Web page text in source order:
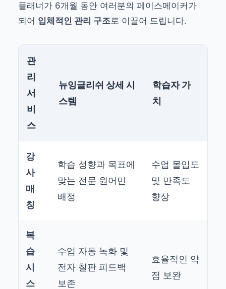
플래너가 6개월 동안 여러분의 페이스메이커가
되어 입체적인 관리 구조로 이끌어 드립니다.
관
리
서
비
스
뉴잉글리쉬 상세 시
스템
학습자 가
치
강
사
매
칭
학습 성향과 목표에
맞는 전문 원어민
배정
수업 몰입도
및 만족도
향상
복
습
시
스
수업 자동 녹화 및
전자 칠판 피드백
보존
효율적인 약
점 보완